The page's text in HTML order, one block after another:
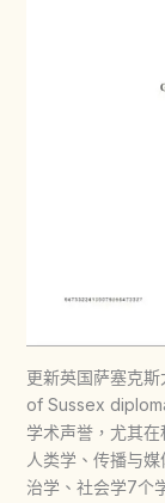
更新英国萨塞克
of Sussex
学术声誉，尤其
人类学、传播与
治学、社会学7个